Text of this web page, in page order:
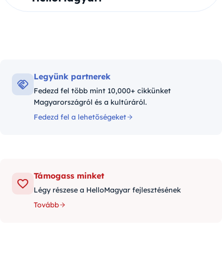
Legyünk partnerek
Fedezd fel több mint 10,000+ cikkünket
Magyarországról és a kultúráról.
Fedezd fel a lehetőségeket
Támogass minket
Légy részese a HelloMagyar fejlesztésének
Tovább